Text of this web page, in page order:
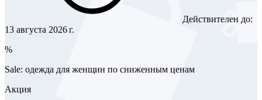
Действителен до:
13 августа 2026 г.
%
Sale: одежда для женщин по сниженным ценам
Акция